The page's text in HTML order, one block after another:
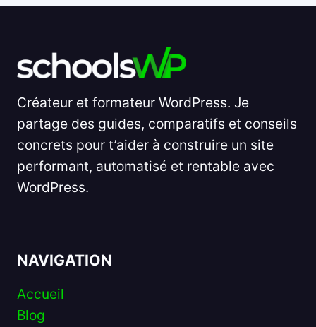
Créateur et formateur WordPress. Je
partage des guides, comparatifs et conseils
concrets pour t’aider à construire un site
performant, automatisé et rentable avec
WordPress.
NAVIGATION
Accueil
Blog